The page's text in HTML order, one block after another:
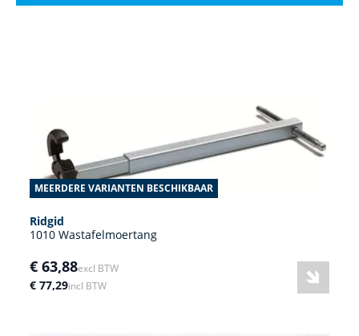
MEERDERE VARIANTEN BESCHIKBAAR
Ridgid
1010 Wastafelmoertang
€ 63,88excl BTW
€ 77,29incl BTW